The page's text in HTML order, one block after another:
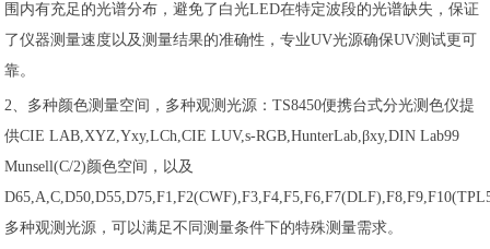
围内有充足的光谱分布，避免了白光LED在特定波段的光谱缺失，保证
了仪器测量速度以及测量结果的准确性，专业UV光源确保UV测试更可
靠。
2、多种颜色测量空间，多种观测光源：TS8450便携台式分光测色仪提
供CIE LAB,XYZ,Yxy,LCh,CIE LUV,s-RGB,HunterLab,βxy,DIN Lab99
Munsell(C/2)颜色空间，以及
多种观测光源，可以满足不同测量条件下的特殊测量需求。